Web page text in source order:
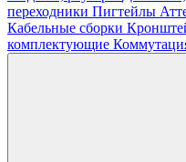
переходники Пигтейлы
Кабельные сборки
комплектующие